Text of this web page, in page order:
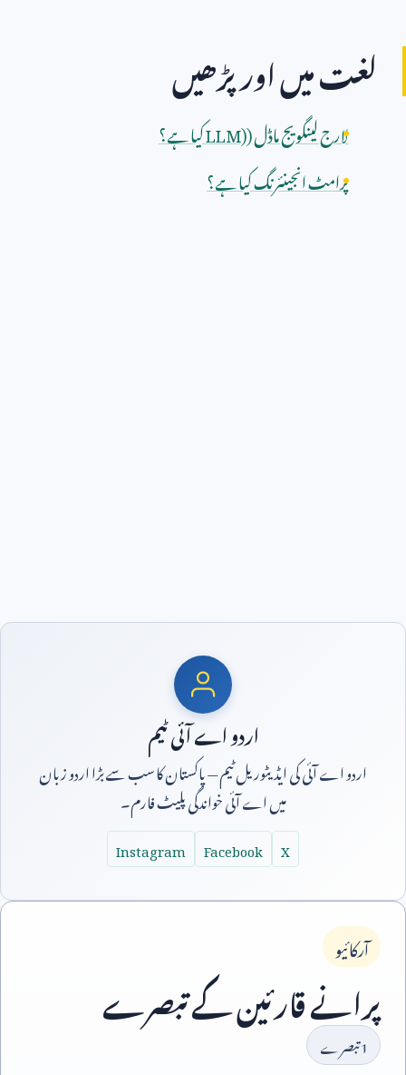
لغت میں اور پڑھیں
لارج لینگویج ماڈل (LLM)کیا ہے؟
پرامٹ انجینئرنگ کیا ہے؟
اردو اے آئی ٹیم
اردو اے آئی کی ایڈیٹوریل ٹیم — پاکستان کا سب سے بڑا اردو زبان
میں اے آئی خواندگی پلیٹ فارم۔
X
Facebook
Instagram
آرکائیو
پرانے قارئین کے تبصرے
1تبصرے